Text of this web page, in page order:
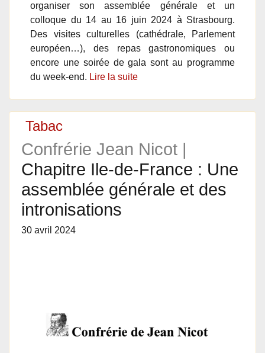
organiser son assemblée générale et un
colloque du 14 au 16 juin 2024 à Strasbourg.
Des visites culturelles (cathédrale, Parlement
européen…), des repas gastronomiques ou
encore une soirée de gala sont au programme
du week-end. Lire la suite
Tabac
Confrérie Jean Nicot |
Chapitre Ile-de-France : Une
assemblée générale et des
intronisations
30 avril 2024